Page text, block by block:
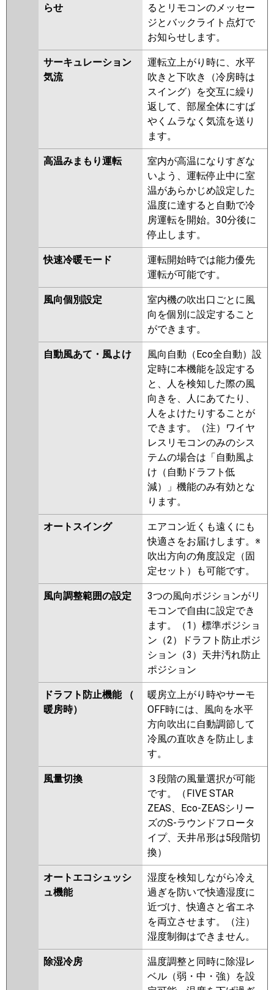
らせ
るとリモコンのメッセー
ジとバックライト点灯で
お知らせします。
サーキュレーション
気流
運転立上がり時に、水平
吹きと下吹き（冷房時は
スイング）を交互に繰り
返して、部屋全体にすば
やくムラなく気流を送り
ます。
高温みまもり運転
室内が高温になりすぎな
いよう、運転停止中に室
温があらかじめ設定した
温度に達すると自動で冷
房運転を開始。30分後に
停止します。
快速冷暖モード
運転開始時では能力優先
運転が可能です。
風向個別設定
室内機の吹出口ごとに風
向を個別に設定すること
ができます。
自動風あて・風よけ
風向自動（Eco全自動）設
定時に本機能を設定する
と、人を検知した際の風
向きを、人にあてたり、
人をよけたりすることが
できます。（注）ワイヤ
レスリモコンのみのシス
テムの場合は「自動風よ
け（自動ドラフト低
減）」機能のみ有効とな
ります。
オートスイング
エアコン近くも遠くにも
快適さをお届けします。※
吹出方向の角度設定（固
定セット）も可能です。
風向調整範囲の設定
3つの風向ポジションがリ
モコンで自由に設定でき
ます。（1）標準ポジショ
ン（2）ドラフト防止ポジ
ション（3）天井汚れ防止
ポジション
ドラフト防止機能 （
暖房時）
暖房立上がり時やサーモ
OFF時には、風向を水平
方向吹出に自動調節して
冷風の直吹きを防止しま
す。
風量切換
３段階の風量選択が可能
です。（FIVE STAR
ZEAS、Eco-ZEASシリー
ズのS-ラウンドフロータ
イプ、天井吊形は5段階切
換）
オートエコシュッシ
ュ機能
湿度を検知しながら冷え
過ぎを防いで快適湿度に
近づけ、快適さと省エネ
を両立させます。（注）
湿度制御はできません。
除湿冷房
温度調整と同時に除湿レ
ベル（弱・中・強）を設